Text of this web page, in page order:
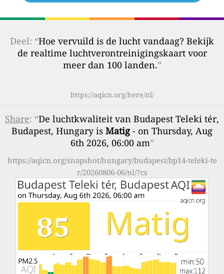
Deel: “Hoe vervuild is de lucht vandaag? Bekijk
de realtime luchtverontreinigingskaart voor
meer dan 100 landen.”
https://aqicn.org/here/nl/
Share: “De luchtkwaliteit van Budapest Teleki tér,
Budapest, Hungary is Matig- on Thursday, Aug
6th 2026, 06:00 am”
https://aqicn.org/snapshot/hungary/budapest/bp14-teleki-te
r/20260806-06/nl/?cs